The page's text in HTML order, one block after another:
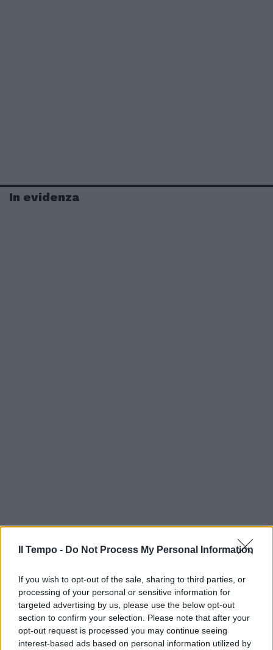
Il Tempo - Do Not Process My Personal Information
If you wish to opt-out of the sale, sharing to third parties, or
processing of your personal or sensitive information for
targeted advertising by us, please use the below opt-out
section to confirm your selection. Please note that after your
opt-out request is processed you may continue seeing
interest-based ads based on personal information utilized by
In evidenza